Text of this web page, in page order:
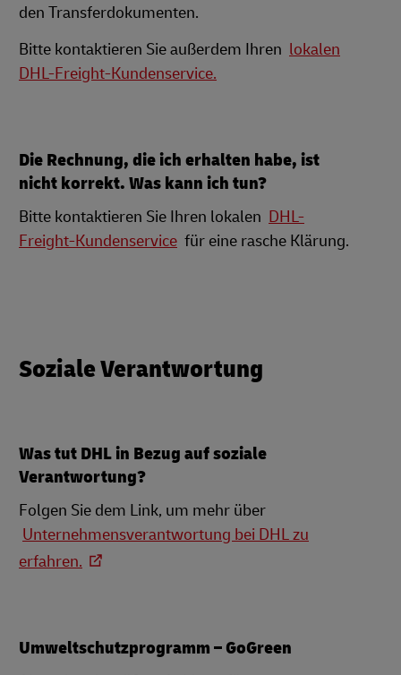
den Transferdokumenten.
Bitte kontaktieren Sie außerdem Ihren lokalen
DHL-Freight-Kundenservice.
Die Rechnung, die ich erhalten habe, ist
nicht korrekt. Was kann ich tun?
Bitte kontaktieren Sie Ihren lokalen DHL-
Freight-Kundenservice für eine rasche Klärung.
Soziale Verantwortung
Was tut DHL in Bezug auf soziale
Verantwortung?
Folgen Sie dem Link, um mehr über
Unternehmensverantwortung bei DHL zu
erfahren.
Umweltschutzprogramm – GoGreen